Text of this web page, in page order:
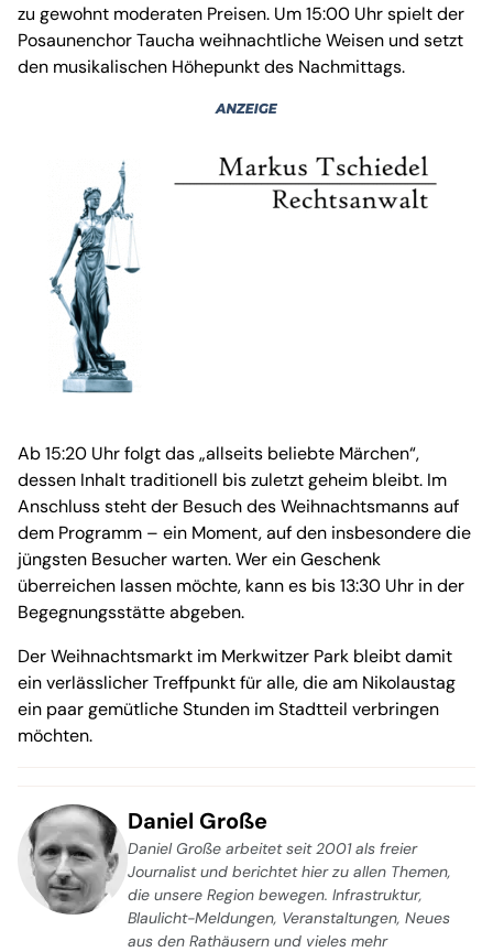
zu gewohnt moderaten Preisen. Um 15:00 Uhr spielt der
Posaunenchor Taucha weihnachtliche Weisen und setzt
den musikalischen Höhepunkt des Nachmittags.
Ab 15:20 Uhr folgt das „allseits beliebte Märchen“,
dessen Inhalt traditionell bis zuletzt geheim bleibt. Im
Anschluss steht der Besuch des Weihnachtsmanns auf
dem Programm – ein Moment, auf den insbesondere die
jüngsten Besucher warten. Wer ein Geschenk
überreichen lassen möchte, kann es bis 13:30 Uhr in der
Begegnungsstätte abgeben.
Der Weihnachtsmarkt im Merkwitzer Park bleibt damit
ein verlässlicher Treffpunkt für alle, die am Nikolaustag
ein paar gemütliche Stunden im Stadtteil verbringen
möchten.
Daniel Große
Daniel Große arbeitet seit 2001 als freier
Journalist und berichtet hier zu allen Themen,
die unsere Region bewegen. Infrastruktur,
Blaulicht-Meldungen, Veranstaltungen, Neues
aus den Rathäusern und vieles mehr